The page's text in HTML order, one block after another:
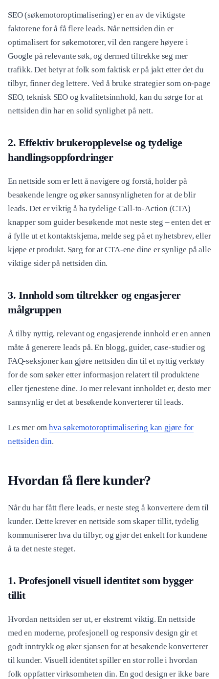
SEO (søkemotoroptimalisering) er en av de viktigste
faktorene for å få flere leads. Når nettsiden din er
optimalisert for søkemotorer, vil den rangere høyere i
Google på relevante søk, og dermed tiltrekke seg mer
trafikk. Det betyr at folk som faktisk er på jakt etter det du
tilbyr, finner deg lettere. Ved å bruke strategier som on-page
SEO, teknisk SEO og kvalitetsinnhold, kan du sørge for at
nettsiden din har en solid synlighet på nett.
2. Effektiv brukeropplevelse og tydelige
handlingsoppfordringer
En nettside som er lett å navigere og forstå, holder på
besøkende lengre og øker sannsynligheten for at de blir
leads. Det er viktig å ha tydelige Call-to-Action (CTA)
knapper som guider besøkende mot neste steg – enten det er
å fylle ut et kontaktskjema, melde seg på et nyhetsbrev, eller
kjøpe et produkt. Sørg for at CTA-ene dine er synlige på alle
viktige sider på nettsiden din.
3. Innhold som tiltrekker og engasjerer
målgruppen
Å tilby nyttig, relevant og engasjerende innhold er en annen
måte å generere leads på. En blogg, guider, case-studier og
FAQ-seksjoner kan gjøre nettsiden din til et nyttig verktøy
for de som søker etter informasjon relatert til produktene
eller tjenestene dine. Jo mer relevant innholdet er, desto mer
sannsynlig er det at besøkende konverterer til leads.
Les mer om hva søkemotoroptimalisering kan gjøre for
nettsiden din.
Hvordan få flere kunder?
Når du har fått flere leads, er neste steg å konvertere dem til
kunder. Dette krever en nettside som skaper tillit, tydelig
kommuniserer hva du tilbyr, og gjør det enkelt for kundene
å ta det neste steget.
1. Profesjonell visuell identitet som bygger
tillit
Hvordan nettsiden ser ut, er ekstremt viktig. En nettside
med en moderne, profesjonell og responsiv design gir et
godt inntrykk og øker sjansen for at besøkende konverterer
til kunder. Visuell identitet spiller en stor rolle i hvordan
folk oppfatter virksomheten din. En god design er ikke bare